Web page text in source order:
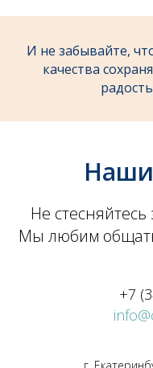
И не забывайте,
качества
Не
Мы любим
+7